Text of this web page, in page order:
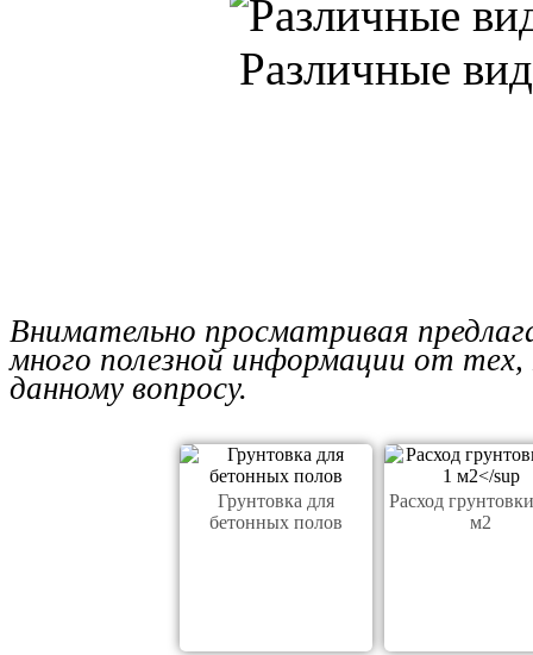
Различные
Внимательно просматривая
много полезной информации от
данному вопросу.
Грунтовка для
бетонных полов
Расход
м2